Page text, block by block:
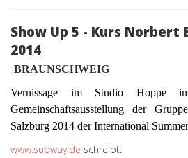
Show Up 5 - Kurs Norbert
2014
BRAUNSCHWEIG
Vernissage im Studio Hoppe
Gemeinschaftsausstellung der
Salzburg 2014 der International
www.subway.de schreibt: